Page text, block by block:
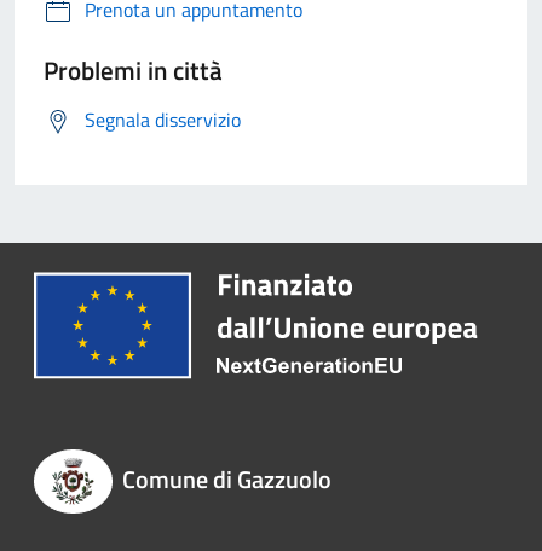
Prenota un appuntamento
Problemi in città
Segnala disservizio
Comune di Gazzuolo